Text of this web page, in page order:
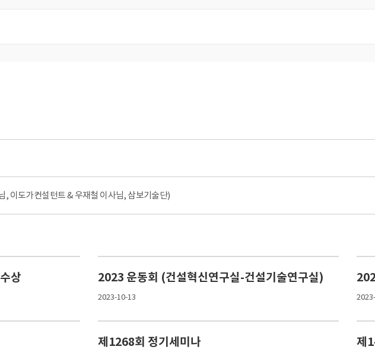
, 이도가컨설턴트 & 우재철 이사님, 삼보기술단)
상 2023 운동회 (건설혁신연구실-건설기술연구실)
2023-10-13
제1268회 정기세미나 제